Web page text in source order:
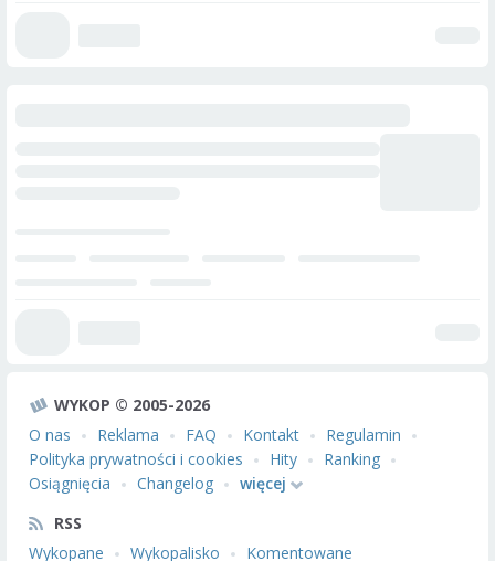
WYKOP © 2005-2026
O nas
Reklama FAQ Kontakt
Regulamin
Polityka prywatności i cookies
Hity
Ranking
Osiągnięcia
Changelog
więcej
RSS
Wykopane
Wykopalisko Komentowane